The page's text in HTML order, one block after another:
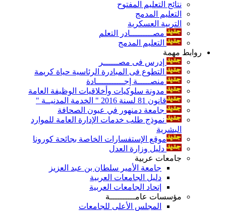
نتائج التعليم المفتوح
التعليم المدمج
التربية العسكرية
مصـــــــــادر التعلم
التعليم المدمج
روابط مهمة
إدرس فى مصــــــر
التطوع فى المبادرة الرئاسية حياة كريمة
منصـــــة إجـــــــــــادة
مدونة سلوكيات وأخلاقيات الوظيفة العامة
قانون 81 لسنة 2016 " الخدمة المدنيــة "
جامعة دمنهور في عيون الصحافة
نموذج طلب خدمات الإدارة العامة للموارد
البشرية
موقع الإستفسارات الخاصة بجائحة كورونا
دليل وزارة العدل
جامعات عربية
جامعة الأمير سلطان بن عبد العزيز
دليل الجامعات العربية
إتحاد الجامعات العربية
مؤسسات عامــــــــــة
المجلس الأعلى للجامعات